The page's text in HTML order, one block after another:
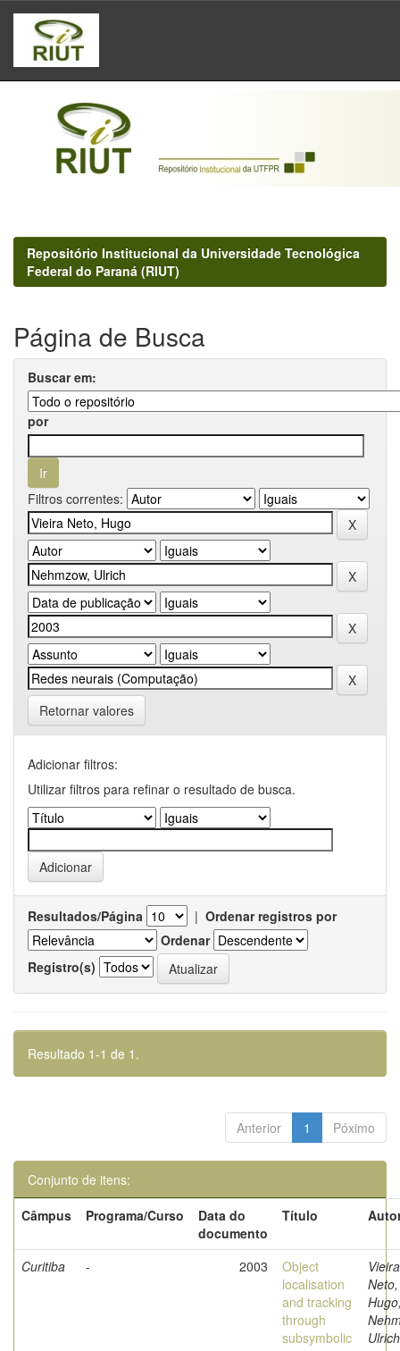
Skip
navigation
Repositório Institucional da Universidade Tecnológica
Federal do Paraná (RIUT)
Página de Busca
Buscar em:
por
Filtros correntes:
Retornar valores
Adicionar filtros:
Utilizar filtros para refinar o resultado de busca.
Resultados/Página | Ordenar registros por
Ordenar
Registro(s)
Resultado 1-1 de 1.
Anterior 1 Póximo
Conjunto de itens:
Câmpus
Programa/Curso
Data do
documento
Título
Curitiba - 2003
Object
localisation
and tracking
through
subsymbolic
Vieira
Neto,
Ulrich